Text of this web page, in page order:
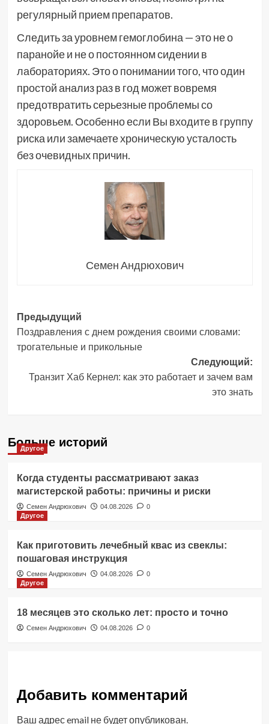
регулярный прием препаратов.
Следить за уровнем гемоглобина — это не о
паранойе и не о постоянном сидении в
лабораториях. Это о понимании того, что один
простой анализ раз в год может вовремя
предотвратить серьезные проблемы со
здоровьем. Особенно если Вы входите в группу
риска или замечаете хроническую усталость
без очевидных причин.
Семен Андрюхович
Навигация
записи
Предыдущий
Поздравления с днем ​​рождения своими словами:
трогательные и прикольные
Следующий:
Транзит Хаб Кернел: как это работает и зачем вам
это знать
Больше историй
Другое
Когда студенты рассматривают заказ
магистерской работы: причины и риски
Семен Андрюхович 04.08.2026
0
Другое
Как приготовить лечебный квас из свеклы:
пошаговая инструкция
Семен Андрюхович 04.08.2026
0
Другое
18 месяцев это сколько лет: просто и точно
Семен Андрюхович 04.08.2026 0
Добавить комментарий
Ваш адрес email не будет опубликован.